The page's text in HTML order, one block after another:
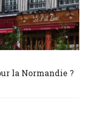
la Normandie ?